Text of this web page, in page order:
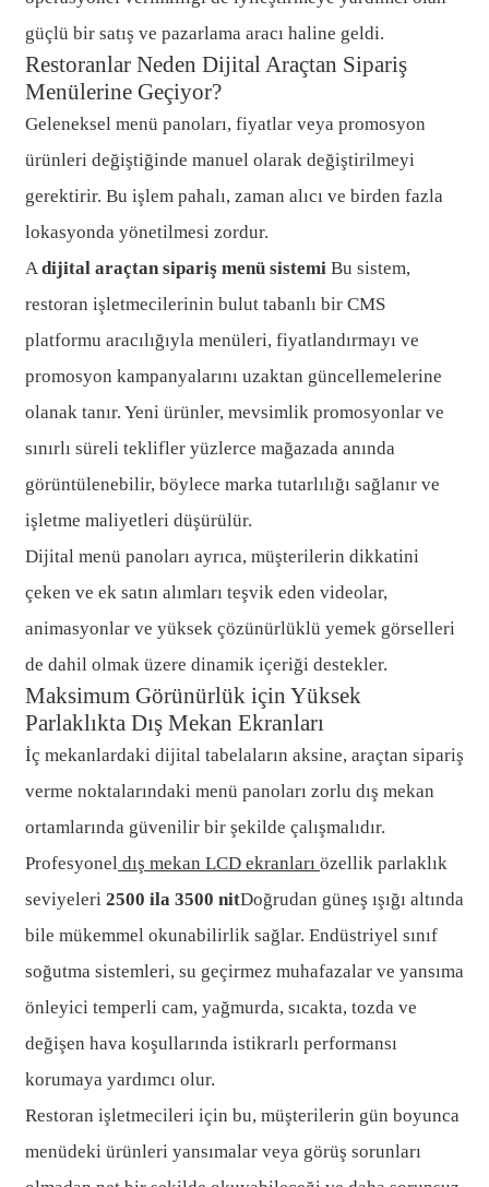
güçlü bir satış ve pazarlama aracı haline geldi.
Restoranlar Neden Dijital Araçtan Sipariş
Menülerine Geçiyor?
Geleneksel menü panoları, fiyatlar veya promosyon
ürünleri değiştiğinde manuel olarak değiştirilmeyi
gerektirir. Bu işlem pahalı, zaman alıcı ve birden fazla
lokasyonda yönetilmesi zordur.
Adijital araçtan sipariş menü sistemiBu sistem,
restoran işletmecilerinin bulut tabanlı bir CMS
platformu aracılığıyla menüleri, fiyatlandırmayı ve
promosyon kampanyalarını uzaktan güncellemelerine
olanak tanır. Yeni ürünler, mevsimlik promosyonlar ve
sınırlı süreli teklifler yüzlerce mağazada anında
görüntülenebilir, böylece marka tutarlılığı sağlanır ve
işletme maliyetleri düşürülür.
Dijital menü panoları ayrıca, müşterilerin dikkatini
çeken ve ek satın alımları teşvik eden videolar,
animasyonlar ve yüksek çözünürlüklü yemek görselleri
de dahil olmak üzere dinamik içeriği destekler.
Maksimum Görünürlük için Yüksek
Parlaklıkta Dış Mekan Ekranları
İç mekanlardaki dijital tabelaların aksine, araçtan sipariş
verme noktalarındaki menü panoları zorlu dış mekan
ortamlarında güvenilir bir şekilde çalışmalıdır.
Profesyonel dış mekan LCD ekranları özellik parlaklık
seviyeleri 2500 ila 3500 nitDoğrudan güneş ışığı altında
bile mükemmel okunabilirlik sağlar. Endüstriyel sınıf
soğutma sistemleri, su geçirmez muhafazalar ve yansıma
önleyici temperli cam, yağmurda, sıcakta, tozda ve
değişen hava koşullarında istikrarlı performansı
korumaya yardımcı olur.
Restoran işletmecileri için bu, müşterilerin gün boyunca
menüdeki ürünleri yansımalar veya görüş sorunları